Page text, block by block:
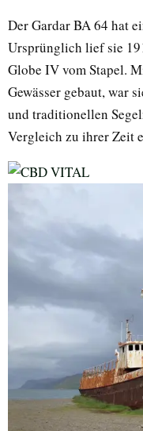
Der Gardar BA 64 hat
Ursprünglich lief sie
Globe IV vom Stapel.
Gewässer gebaut, war
und traditionellen
Vergleich zu ihrer Zeit